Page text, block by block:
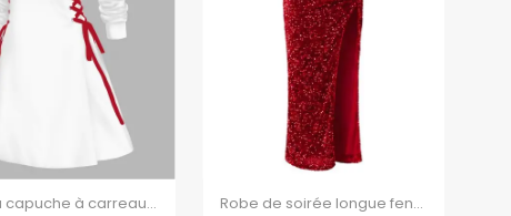
Robe à capuche à carreaux, motif sapin de Noël, flocon de neige, lettres, imprimé, robe à lacets Robe de soirée longue fendue à paillettes et à une épaule